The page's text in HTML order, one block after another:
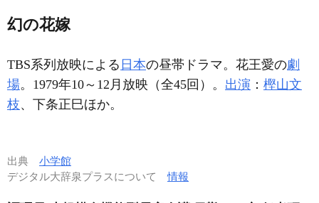
幻の花嫁
TBS系列放映による 日本の昼帯ドラマ。花王愛の劇
場。1979年10～12月放映（全45回）。 出演 ： 樫山文
枝、下条正巳ほか。
出典 小学館
デジタル大辞泉プラスについて情報